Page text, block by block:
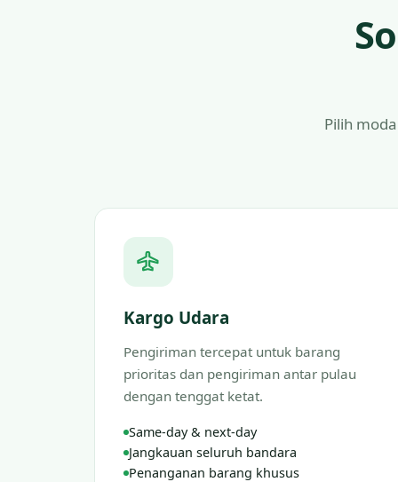
Pilih
Kargo Udara
Pengiriman tercepat untuk barang
prioritas dan pengiriman antar pulau
dengan tenggat ketat.
Same-day & next-day
Jangkauan seluruh bandara
Penanganan barang khusus